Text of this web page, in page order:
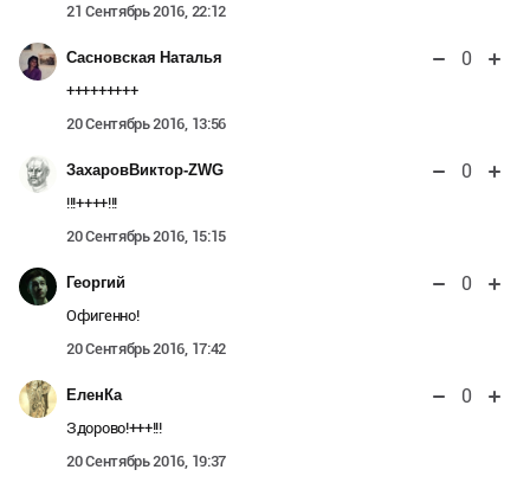
21 Сентябрь 2016, 22:12
Сасновская Наталья 0
+++++++++
20 Сентябрь 2016, 13:56
ЗахаровВиктор-ZWG 0
!!!++++!!!
20 Сентябрь 2016, 15:15
Георгий 0
Офигенно!
20 Сентябрь 2016, 17:42
ЕленКа 0
Здорово!+++!!!
20 Сентябрь 2016, 19:37